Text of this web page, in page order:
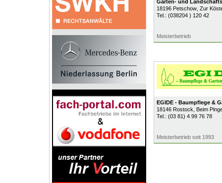
Garten- und
18196 Petschow, Zur
Tel.: (038204 ) 120 42
Meisterbetrieb
EGIDE - Baumpflege &
18146 Rostock , Beim
Tel.: (03 81) 4 99 76 78
Meisterbetrieb seit 1993